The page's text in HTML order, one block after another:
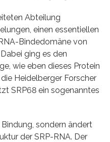
Abteilung
einen essentiellen
Bindedomäne von
ging es den
wie eben dieses Protein
Heidelberger Forscher
SRP68 ein sogenanntes
sondern ändert
der SRP-RNA. Der